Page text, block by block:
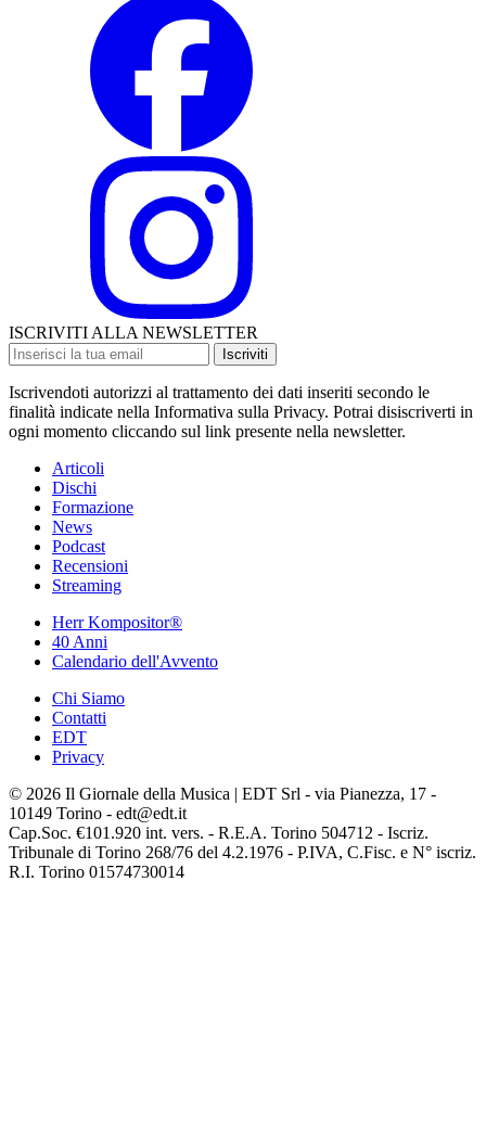
ISCRIVITI ALLA NEWSLETTER
Iscriviti
Iscrivendoti autorizzi al trattamento dei dati inseriti secondo le
finalità indicate nella Informativa sulla Privacy. Potrai disiscriverti in
ogni momento cliccando sul link presente nella newsletter.
Articoli
Dischi
Formazione
News
Podcast
Recensioni
Streaming
Herr Kompositor®
40 Anni
Calendario dell'Avvento
Chi Siamo
Contatti
EDT
Privacy
© 2026 Il Giornale della Musica | EDT Srl - via Pianezza, 17 -
10149 Torino - edt@edt.it
Cap.Soc. €101.920 int. vers. - R.E.A. Torino 504712 - Iscriz.
Tribunale di Torino 268/76 del 4.2.1976 - P.IVA, C.Fisc. e N° iscriz.
R.I. Torino 01574730014